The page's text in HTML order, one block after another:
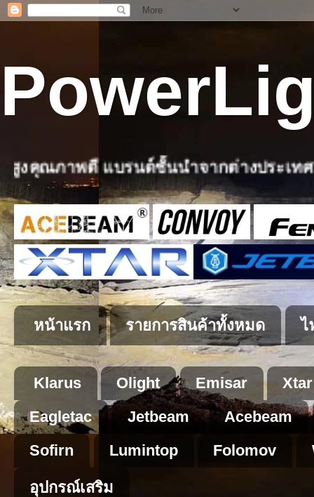
นด์ชั้นนำจากต่างประเทศ ทั้งปลีกและส่
หน้าแรก รายการสินค้าทั้งหมด ไ
Klarus Olight Emisar
Xtar
Eagletac
Jetbeam
Acebeam
Sofirn
Lumintop Folomov
อุปกรณ์เสริม